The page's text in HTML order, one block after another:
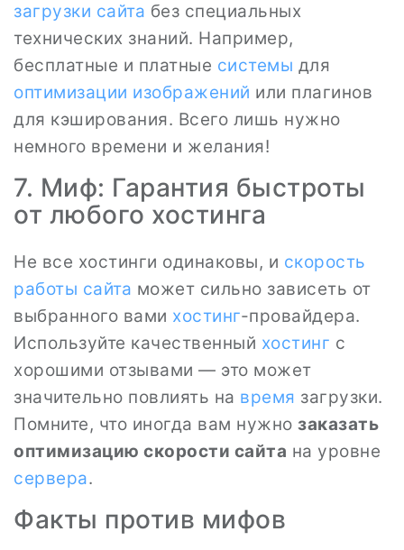
загрузки сайта без специальных
технических знаний. Например,
бесплатные и платные системы для
оптимизации изображений или плагинов
для кэширования. Всего лишь нужно
немного времени и желания!
7. Миф: Гарантия быстроты
от любого хостинга
Не все хостинги одинаковы, и скорость
работы сайта может сильно зависеть от
выбранного вами хостинг-провайдера.
Используйте качественный хостинг с
хорошими отзывами — это может
значительно повлиять на время загрузки.
Помните, что иногда вам нужно заказать
оптимизацию скорости сайта на уровне
сервера.
Факты против мифов